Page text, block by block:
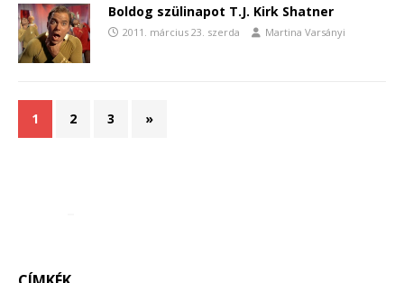
Boldog szülinapot T.J. Kirk Shatner
2011. március 23. szerda Martina Varsányi
1 2 3 »